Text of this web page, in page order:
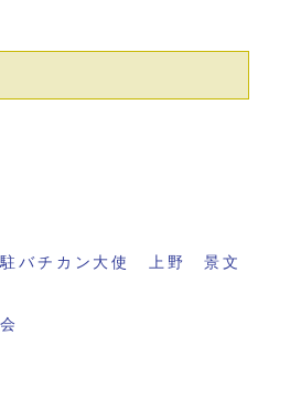
バチカン大使 上野 景文